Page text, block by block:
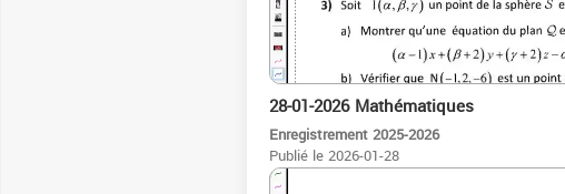
28-01-2026 Mathématiques
Enregistrement 2025-2026
Publié le 2026-01-28
28:53